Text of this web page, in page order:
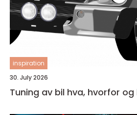
inspiration
30. July 2026
Tuning av bil hva,